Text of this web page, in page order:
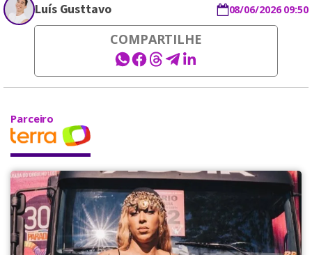
Luís Gusttavo 08/06/2026 09:50
COMPARTILHE
Parceiro